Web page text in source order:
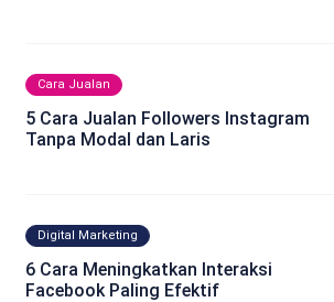
Cara Jualan
5 Cara Jualan Followers Instagram
Tanpa Modal dan Laris
Digital Marketing
6 Cara Meningkatkan Interaksi
Facebook Paling Efektif